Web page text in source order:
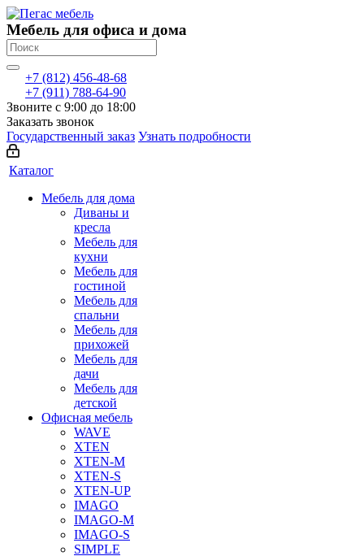
Мебель для офиса и дома
+7 (812) 456-48-68
+7 (911) 788-64-90
Звоните с 9:00 до 18:00
Заказать звонок
Государственный заказ Узнать подробности
Каталог
Мебель для дома
Диваны и
кресла
Мебель для
кухни
Мебель для
гостиной
Мебель для
спальни
Мебель для
прихожей
Мебель для
дачи
Мебель для
детской
Офисная мебель
WAVE
XTEN
XTEN-M
XTEN-S
XTEN-UP
IMAGO
IMAGO-M
IMAGO-S
SIMPLE